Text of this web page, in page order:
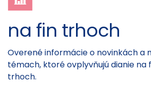
na fin trhoch
Overené informácie o novinkách a
témach, ktoré ovplyvňujú dianie na
trhoch.